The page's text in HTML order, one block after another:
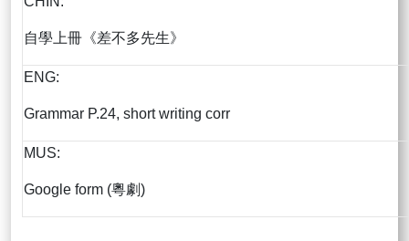
自學上冊《差不多先生》
ENG:
Grammar P.24, short writing corr
MUS:
Google form (粵劇)